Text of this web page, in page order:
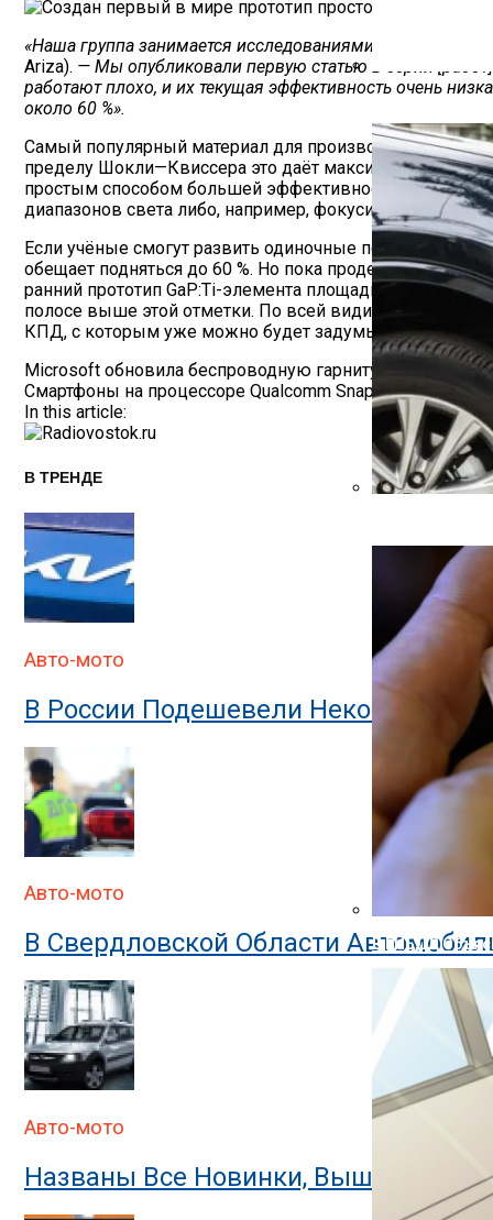
Как Работает
В ГИБДД
«Наша группа занимается исследованиями этих
Ariza). — Мы опубликовали первую статью в серии
работают плохо, и их текущая эффективность очень
около 60 %».
Самый популярный материал для производства
пределу Шокли—Квиссера это даёт максимально
простым способом большей эффективности для
диапазонов света либо, например, фокусировать
Если учёные смогут развить одиночные переходы на
обещает подняться до 60 %. Но пока проделана только
ранний прототип GaP:Ti-элемента площадью 1 см2
полосе выше этой отметки. По всей видимости, за
КПД, с которым уже можно будет задумываться о чём-
Навигация
По
Microsoft обновила беспроводную гарнитуру Xbox
Смартфоны на процессоре Qualcomm Snapdragon 8 Elite
In this article:
В ТРЕНДЕ
Авто-мото
В России Подешевели Некоторые
Авто-мото
В Свердловской Области
Авто-мото
Названы Все Новинки, Вышедшие